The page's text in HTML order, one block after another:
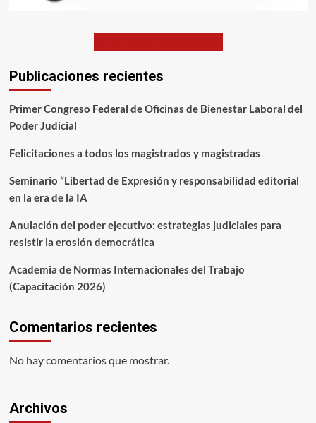
Publicaciones recientes
Primer Congreso Federal de Oficinas de Bienestar Laboral del
Poder Judicial
Felicitaciones a todos los magistrados y magistradas
Seminario “Libertad de Expresión y responsabilidad editorial
en la era de la IA
Anulación del poder ejecutivo: estrategias judiciales para
resistir la erosión democrática
Academia de Normas Internacionales del Trabajo
(Capacitación 2026)
Comentarios recientes
No hay comentarios que mostrar.
Archivos